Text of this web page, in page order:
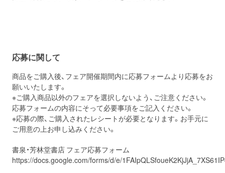
応募に関して
商品をご購入後、フェア開催期間内に応募フォームより応募をお
願いいたします。
※ご購入商品以外のフェアを選択しないよう、ご注意ください。
応募フォームの内容にそって必要事項をご記入ください。
※応募の際、ご購入されたレシートが必要となります。お手元に
ご用意の上お申し込みください。
書泉・芳林堂書店 フェア応募フォーム
https://docs.google.com/forms/d/e/